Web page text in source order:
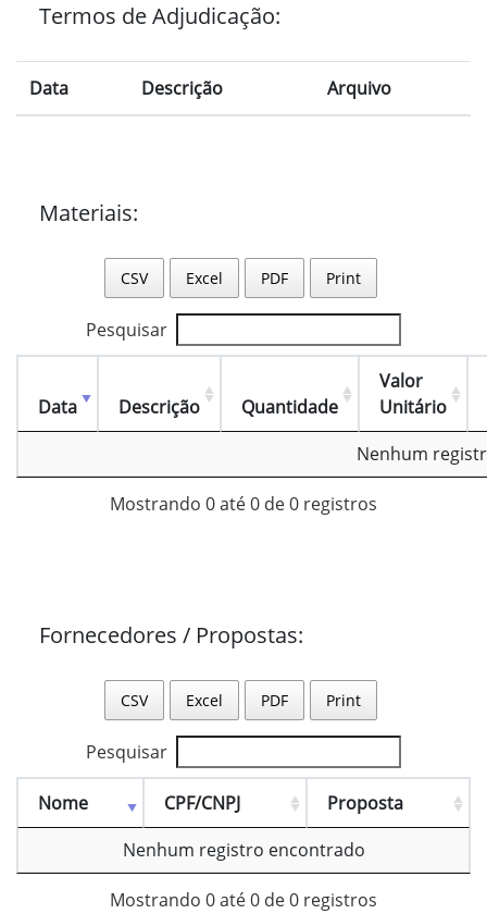
Termos de Adjudicação:
Data Descrição Arquivo
Materiais:
CSV Excel PDF Print
Pesquisar
Data Descrição Quantidade
Valor
Unitário
Nenhum
Mostrando 0 até 0 de 0 registros
Fornecedores / Propostas:
CSV Excel PDF Print
Pesquisar
Nome CPF/CNPJ
Proposta
Nenhum registro encontrado
Mostrando 0 até 0 de 0 registros